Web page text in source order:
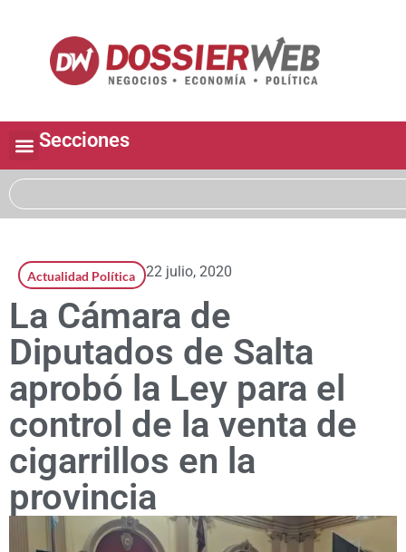
Secciones
Actualidad Política 22 julio, 2020
La Cámara de
Diputados de Salta
aprobó la Ley para el
control de la venta de
cigarrillos en la
provincia